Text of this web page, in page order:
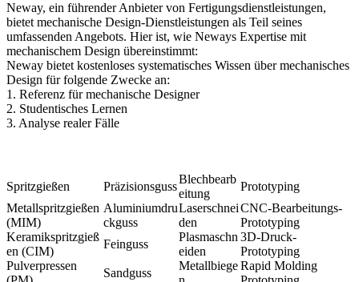
Neway, ein führender Anbieter von Fertigungsdienstleistungen,
bietet mechanische Design-Dienstleistungen als Teil seines
umfassenden Angebots. Hier ist, wie Neways Expertise mit
mechanischem Design übereinstimmt:
Neway bietet kostenloses systematisches Wissen über mechanisches
Design für folgende Zwecke an:
1. Referenz für mechanische Designer
2. Studentisches Lernen
3. Analyse realer Fälle
Spritzgießen Präzisionsguss
Blechbearb
eitung
Prototyping
Metallspritzgießen
(MIM)
Aluminiumdru
ckguss
Laserschnei
den
CNC-Bearbeitungs-
Prototyping
Keramikspritzgieß
en (CIM)
Feinguss
Plasmaschn
eiden
3D-Druck-
Prototyping
Pulverpressen
Sandguss
MetallbiegeRapid Molding